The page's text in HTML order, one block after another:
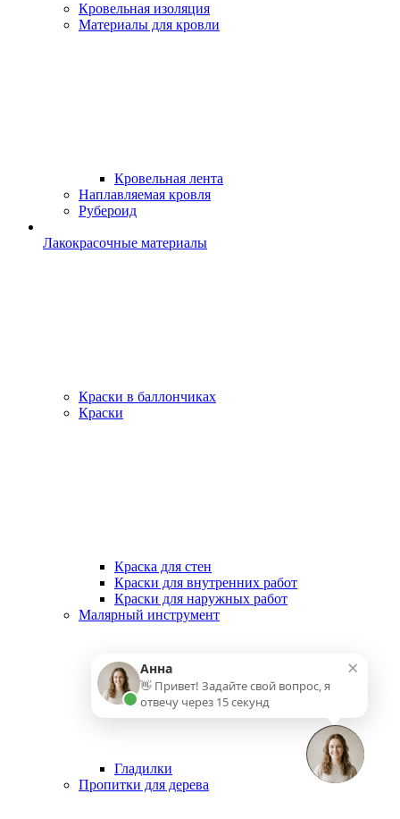
Кровельная изоляция
Материалы для кровли
Кровельная лента
Наплавляемая кровля
Рубероид
Лакокрасочные материалы
Краски в баллончиках
Краски
Краска для стен
Краски для внутренних работ
Краски для наружных работ
Малярный инструмент
Гладилки
Пропитки для дерева
×
Анна
👋 Привет! Задайте свой вопрос, я
отвечу через 15 секунд